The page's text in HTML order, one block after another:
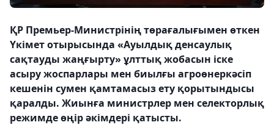
ҚР Премьер-Министрінің төрағалығымен өткен
Үкімет отырысында «Ауылдық денсаулық
сақтауды жаңғырту» ұлттық жобасын іске
асыру жоспарлары мен биылғы агроөнеркәсіп
кешенін сумен қамтамасыз ету қорытындысы
қаралды. Жиынға министрлер мен селекторлық
режимде өңір әкімдері қатысты.